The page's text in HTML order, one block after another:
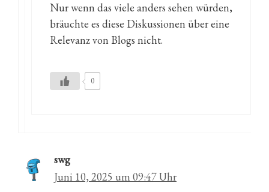
Nur wenn das viele anders sehen würden,
bräuchte es diese Diskussionen über eine
Relevanz von Blogs nicht.
0
swg
Juni 10, 2025 um 09:47 Uhr